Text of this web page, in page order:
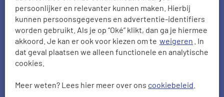
persoonlijker en relevanter kunnen maken. Hierbij
kunnen persoonsgegevens en advertentie-identifiers
worden gebruikt. Als je op “Oké” klikt, dan ga je hiermee
akkoord. Je kan er ook voor kiezen om te weigeren . In
dat geval plaatsen we alleen functionele en analytische
cookies.
Meer weten? Lees hier meer over ons cookiebeleid
Geboortedatum
DD-MM-JJJJ
Postcode
Gezinsledenmeeverzekeren?
Ja